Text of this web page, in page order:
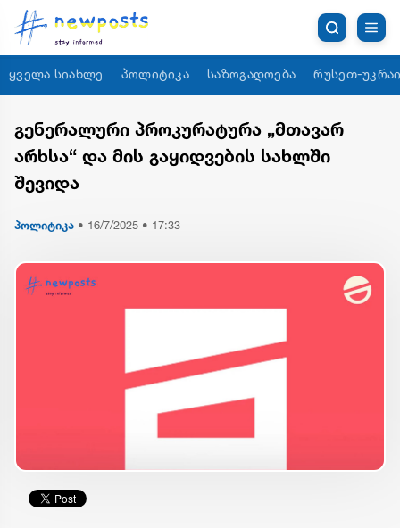
ყველა სიახლე პოლიტიკა საზოგადოება რუსეთ-
გენერალური პროკურატურა „მთავარ
არხსა“ და მის გაყიდვების სახლში
შევიდა
პოლიტიკა • 16/7/2025 • 17:33